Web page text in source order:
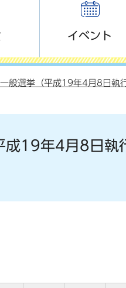
イベント
一般選挙（平成19年4月8日
成19年4月8日